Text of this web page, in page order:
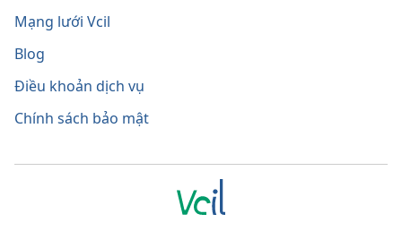
Mạng lưới Vcil
Blog
Điều khoản dịch vụ
Chính sách bảo mật